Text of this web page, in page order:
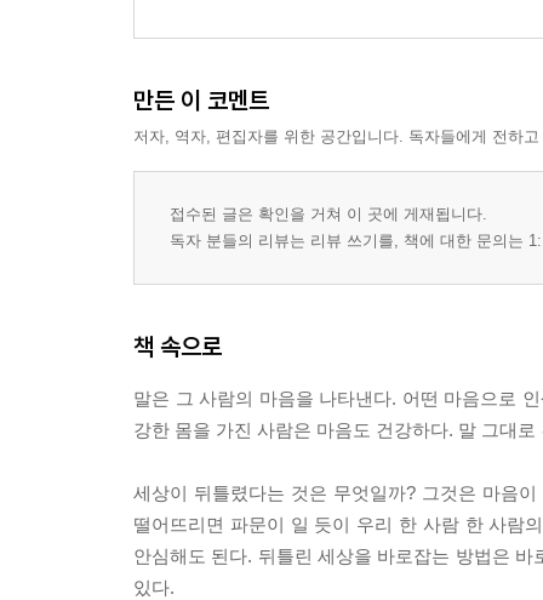
만든 이 코멘트
저자, 역자, 편집자를 위한 공간입니다. 독자들에게 전하
접수된 글은 확인을 거쳐 이 곳에 게재됩니다.
독자 분들의 리뷰는 리뷰 쓰기를, 책에 대한 문의는
책 속으로
말은 그 사람의 마음을 나타낸다. 어떤 마음으로
강한 몸을 가진 사람은 마음도 건강하다. 말 그대
세상이 뒤틀렸다는 것은 무엇일까? 그것은 마음
떨어뜨리면 파문이 일 듯이 우리 한 사람 한 사람
안심해도 된다. 뒤틀린 세상을 바로잡는 방법은 바
있다.